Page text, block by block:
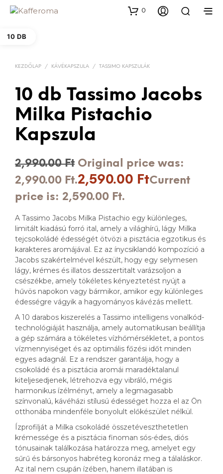
0
10 DB
KEZDŐLAP / KÁVÉKAPSZULA / TASSIMO KAPSZULÁK
10 db Tassimo Jacobs
Milka Pistachio
Kapszula
2,990.00Ft Original price was:
2,990.00 Ft.2,590.00 FtCurrent
price is: 2,590.00 Ft.
A Tassimo Jacobs Milka Pistachio egy különleges,
limitált kiadású forró ital, amely a világhírű, lágy Milka
tejcsokoládé édességét ötvözi a pisztácia egzotikus és
karakteres aromájával. Ez az ínycsiklandó kompozíció a
Jacobs szakértelmével készült, hogy egy selymesen
lágy, krémes és illatos desszertitalt varázsoljon a
csészékbe, amely tökéletes kényeztetést nyújt a
hűvös napokon vagy bármikor, amikor egy különleges
édességre vágyik a hagyományos kávézás mellett.
A 10 darabos kiszerelés a Tassimo intelligens vonalkód-
technológiáját használja, amely automatikusan beállítja
a gép számára a tökéletes vízhőmérsékletet, a pontos
vízmennyiséget és az optimális főzési időt minden
egyes adagnál. Ez a rendszer garantálja, hogy a
csokoládé és a pisztácia aromái maradéktalanul
kiteljesedjenek, létrehozva egy vibráló, mégis
harmonikus ízélményt, amely a legmagasabb
színvonalú, kávéházi stílusú édességet hozza el az Ön
otthonába mindenféle bonyolult előkészület nélkül.
Ízprofilját a Milka csokoládé összetéveszthetetlen
krémessége és a pisztácia finoman sós-édes, diós
tónusainak találkozása határozza meg, amelyet egy
sűrű és bársonyos habréteg koronáz meg a tálaláskor.
Az ital nem csupán ízében, hanem illatában is